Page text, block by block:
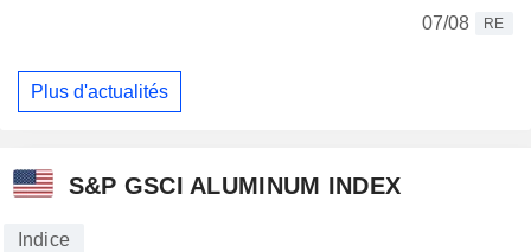
07/08
RE
Plus d'actualités
S&P GSCI ALUMINUM INDEX
Indice